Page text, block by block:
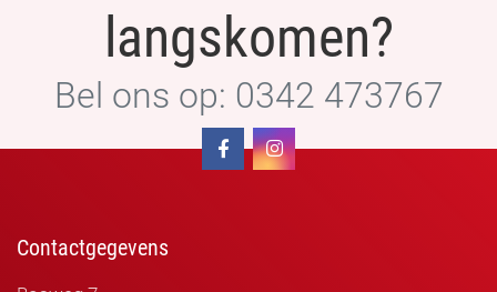
langskomen?
Bel ons op: 0342 473767
Contactgegevens